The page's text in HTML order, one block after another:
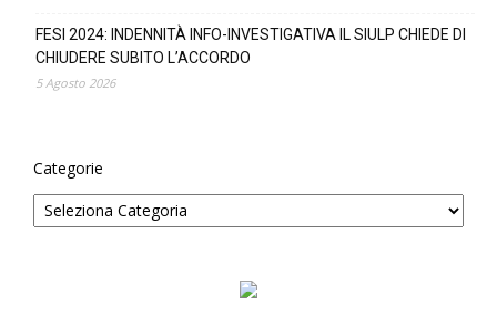
FESI 2024: INDENNITÀ INFO-INVESTIGATIVA IL SIULP CHIEDE DI
CHIUDERE SUBITO L’ACCORDO
5 Agosto 2026
Categorie